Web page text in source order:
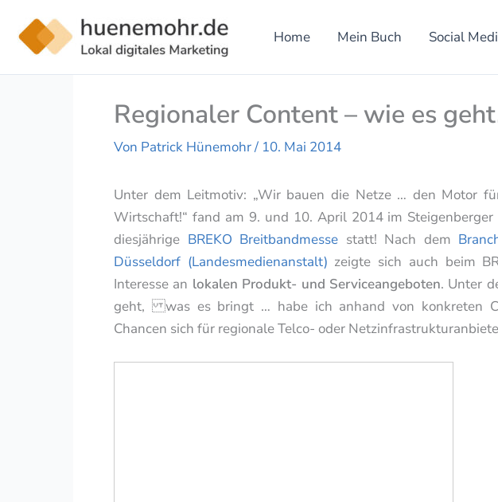
Inhalt
springen
Home Mein Buch Social
Regionaler Content – wie es
Von Patrick Hünemohr/ 10. Mai 2014
Unter dem Leitmotiv: „Wir bauen die Netze … den Motor
Wirtschaft!“ fand am 9. und 10. April 2014 im
diesjährige BREKO Breitbandmesse statt! Nach dem
Düsseldorf (Landesmedienanstalt) zeigte sich auch beim
Interesse an lokalen Produkt- und Serviceangeboten. Unter
geht, was es bringt … habe ich anhand von konkreten
Chancen sich für regionale Telco- oder